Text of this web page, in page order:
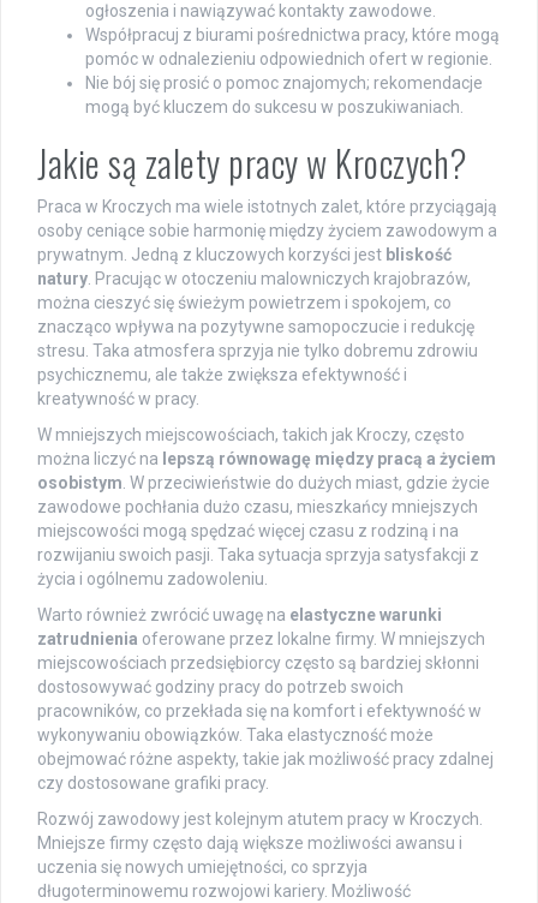
ogłoszenia i nawiązywać kontakty zawodowe.
Współpracuj z biurami pośrednictwa pracy, które mogą
pomóc w odnalezieniu odpowiednich ofert w regionie.
Nie bój się prosić o pomoc znajomych; rekomendacje
mogą być kluczem do sukcesu w poszukiwaniach.
Jakie są zalety pracy w Kroczych?
Praca w Kroczych ma wiele istotnych zalet, które przyciągają
osoby ceniące sobie harmonię między życiem zawodowym a
prywatnym. Jedną z kluczowych korzyści jest bliskość
natury . Pracując w otoczeniu malowniczych krajobrazów,
można cieszyć się świeżym powietrzem i spokojem, co
znacząco wpływa na pozytywne samopoczucie i redukcję
stresu. Taka atmosfera sprzyja nie tylko dobremu zdrowiu
psychicznemu, ale także zwiększa efektywność i
kreatywność w pracy.
W mniejszych miejscowościach, takich jak Kroczy, często
można liczyć na lepszą równowagę między pracą a życiem
osobistym . W przeciwieństwie do dużych miast, gdzie życie
zawodowe pochłania dużo czasu, mieszkańcy mniejszych
miejscowości mogą spędzać więcej czasu z rodziną i na
rozwijaniu swoich pasji. Taka sytuacja sprzyja satysfakcji z
życia i ogólnemu zadowoleniu.
Warto również zwrócić uwagę na elastyczne warunki
zatrudnienia oferowane przez lokalne firmy. W mniejszych
miejscowościach przedsiębiorcy często są bardziej skłonni
dostosowywać godziny pracy do potrzeb swoich
pracowników, co przekłada się na komfort i efektywność w
wykonywaniu obowiązków. Taka elastyczność może
obejmować różne aspekty, takie jak możliwość pracy zdalnej
czy dostosowane grafiki pracy.
Rozwój zawodowy jest kolejnym atutem pracy w Kroczych.
Mniejsze firmy często dają większe możliwości awansu i
uczenia się nowych umiejętności, co sprzyja
długoterminowemu rozwojowi kariery. Możliwość